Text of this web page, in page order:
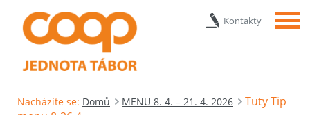
Kontakty Menu
Nacházíte se: Domů MENU 8. 4. – 21. 4. 2026
Tuty Tip